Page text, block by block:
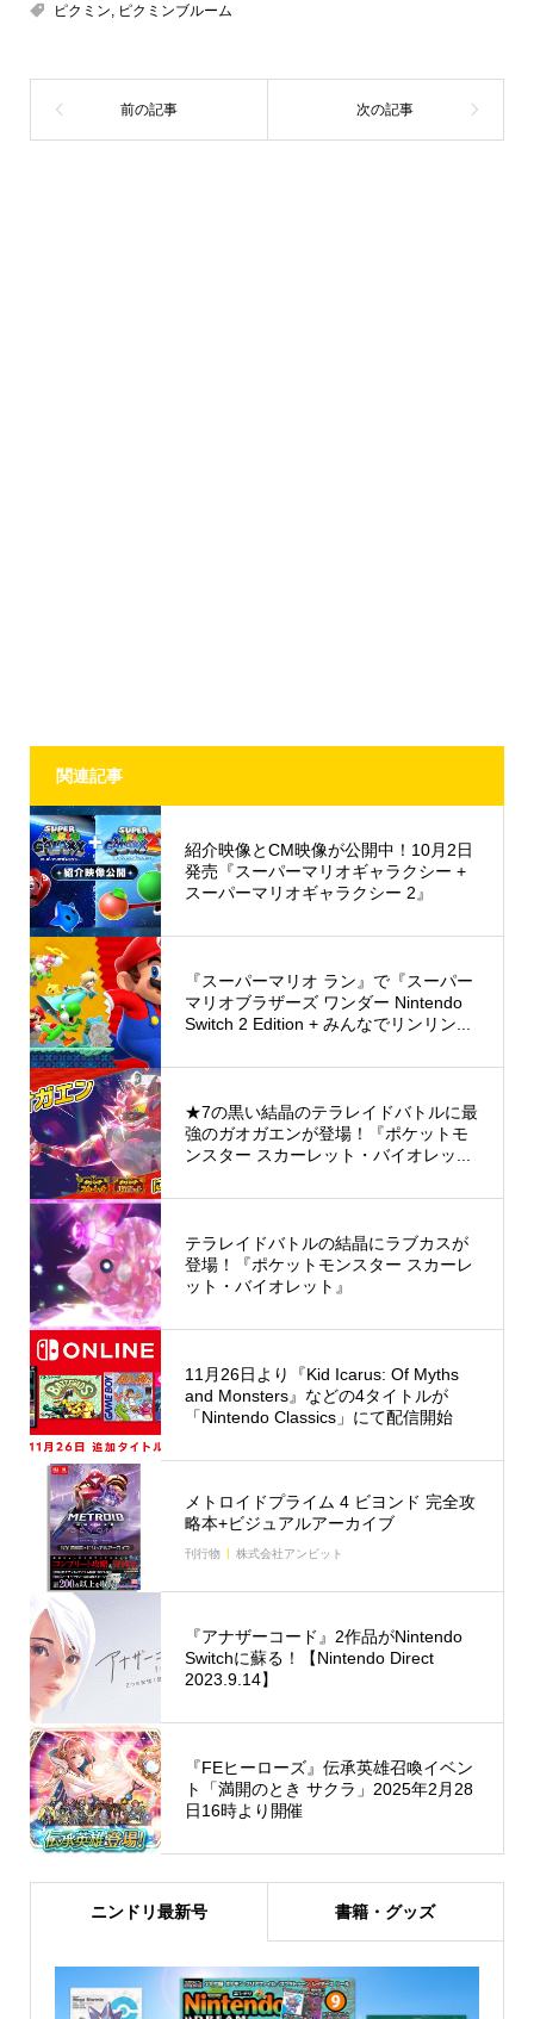
ピクミン, ピクミンブルーム
関連記事
紹介映像とCM映像が公開中！10月2日
発売『スーパーマリオギャラクシー +
スーパーマリオギャラクシー 2』
『スーパーマリオ ラン』で『スーパー
マリオブラザーズ ワンダー Nintendo
Switch 2 Edition + みんなでリンリン...
★7の黒い結晶のテラレイドバトルに最
強のガオガエンが登場！『ポケットモ
ンスター スカーレット・バイオレッ...
テラレイドバトルの結晶にラブカスが
登場！『ポケットモンスター スカーレ
ット・バイオレット』
11月26日より『Kid Icarus: Of Myths
and Monsters』などの4タイトルが
「Nintendo Classics」にて配信開始
メトロイドプライム 4 ビヨンド 完全攻
略本+ビジュアルアーカイブ
刊行物 株式会社アンビット
『アナザーコード』2作品がNintendo
Switchに蘇る！【Nintendo Direct
2023.9.14】
『FEヒーローズ』伝承英雄召喚イベン
ト「満開のとき サクラ」2025年2月28
日16時より開催
ニンドリ最新号 書籍・グッズ